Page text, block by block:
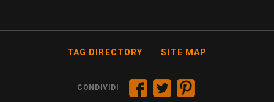
TAG DIRECTORY SITE MAP
CONDIVIDI